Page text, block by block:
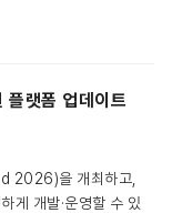
플랫폼 업데이트
2026)을 개최하고,
게 개발·운영할 수 있